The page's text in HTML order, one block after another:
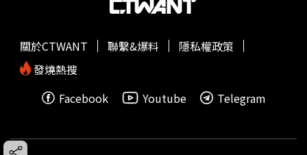
關於CTWANT 聯繫&爆料
隱私權政策
發燒熱搜
Facebook
Youtube Telegram